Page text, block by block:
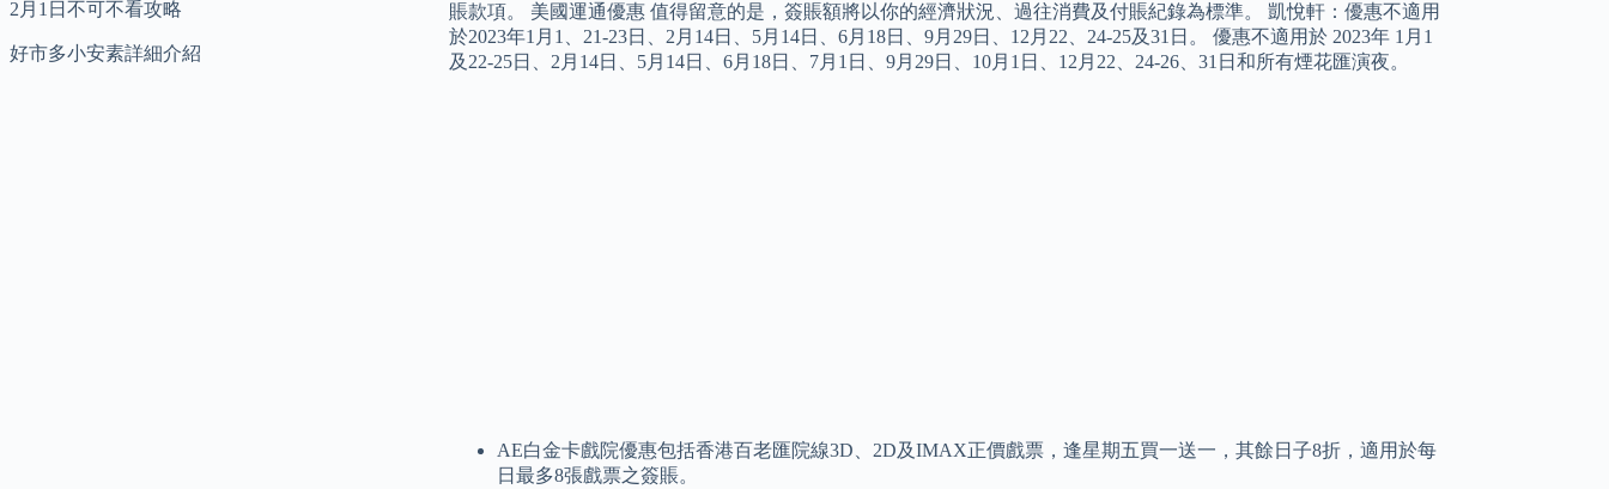
賬款項。 美國運通優惠 值得留意的是，簽賬額將以你的經濟狀況、過往消費及付賬紀錄為標準。 凱悅軒：優惠不適用
於2023年1月1、21-23日、2月14日、5月14日、6月18日、9月29日、12月22、24-25及31日。 優惠不適用於 2023年 1月1
及22-25日、2月14日、5月14日、6月18日、7月1日、9月29日、10月1日、12月22、24-26、31日和所有煙花匯演夜。
AE白金卡戲院優惠包括香港百老匯院線3D、2D及IMAX正價戲票，逢星期五買一送一，其餘日子8折，適用於每
日最多8張戲票之簽賬。
2月1日不可不看攻略
好市多小安素詳細介紹